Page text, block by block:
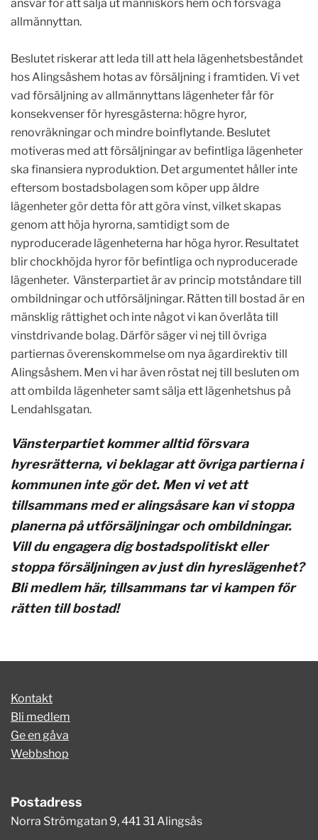
ansvar för att sälja ut människors hem och försvaga
allmännyttan.
Beslutet riskerar att leda till att hela lägenhetsbeståndet
hos Alingsåshem hotas av försäljning i framtiden. Vi vet
vad försäljning av allmännyttans lägenheter får för
konsekvenser för hyresgästerna: högre hyror,
renovräkningar och mindre boinflytande. Beslutet
motiveras med att försäljningar av befintliga lägenheter
ska finansiera nyproduktion. Det argumentet håller inte
eftersom bostadsbolagen som köper upp äldre
lägenheter gör detta för att göra vinst, vilket skapas
genom att höja hyrorna, samtidigt som de
nyproducerade lägenheterna har höga hyror. Resultatet
blir chockhöjda hyror för befintliga och nyproducerade
lägenheter. Vänsterpartiet är av princip motståndare till
ombildningar och utförsäljningar. Rätten till bostad är en
mänsklig rättighet och inte något vi kan överlåta till
vinstdrivande bolag. Därför säger vi nej till övriga
partiernas överenskommelse om nya ägardirektiv till
Alingsåshem. Men vi har även röstat nej till besluten om
att ombilda lägenheter samt sälja ett lägenhetshus på
Lendahlsgatan.
Vänsterpartiet kommer alltid försvara
hyresrätterna, vi beklagar att övriga partierna i
kommunen inte gör det. Men vi vet att
tillsammans med er alingsåsare kan vi stoppa
planerna på utförsäljningar och ombildningar.
Vill du engagera dig bostadspolitiskt eller
stoppa försäljningen av just din hyreslägenhet?
Bli medlem här, tillsammans tar vi kampen för
rätten till bostad!
Kontakt
Bli medlem
Ge en gåva
Webbshop
Postadress
Norra Strömgatan 9, 441 31 Alingsås